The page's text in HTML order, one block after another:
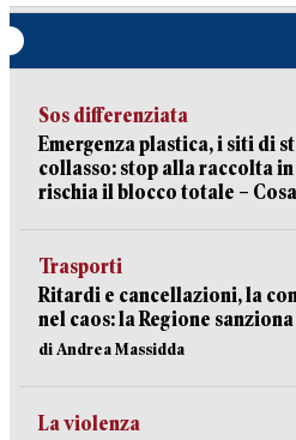
Sos differenziata
Emergenza plastica, i siti di
collasso: stop alla raccolta
rischia il blocco totale –
Trasporti
Ritardi e cancellazioni, la
nel caos: la Regione
di Andrea Massidda
La violenza